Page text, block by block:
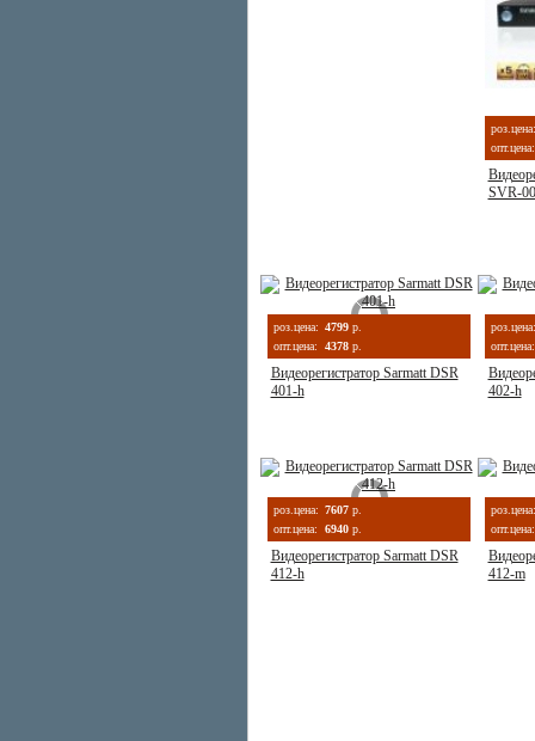
роз.цена:
опт.цена:
SVR-
роз.цена: 4799 р.
опт.цена:
4378 р.
Видеорегистратор Sarmatt DSR
401-h
роз.цена:
опт.цена:
402-h
роз.цена: 7607 р.
опт.цена:
6940 р.
Видеорегистратор Sarmatt DSR
412-h
роз.цена:
опт.цена:
412-m